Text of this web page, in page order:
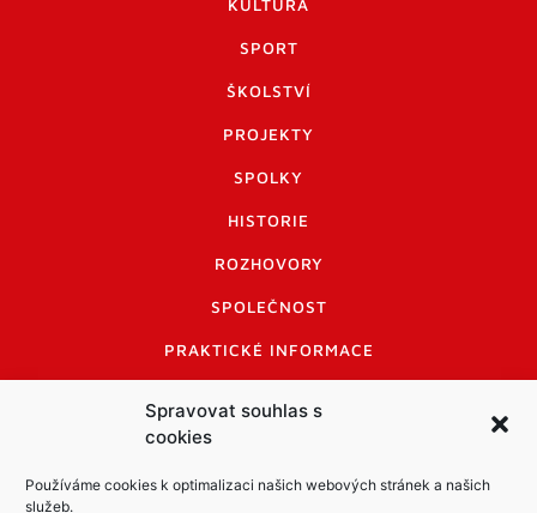
Spravovat souhlas s
cookies
Používáme cookies k optimalizaci našich webových stránek a našich
služeb.
KULTURA
SPORT
ŠKOLSTVÍ
PROJEKTY
SPOLKY
HISTORIE
ROZHOVORY
SPOLEČNOST
PRAKTICKÉ INFORMACE
INFORMACE A KODEX DISKUTUJÍCÍCH
LOGO A LOGO MANUÁL